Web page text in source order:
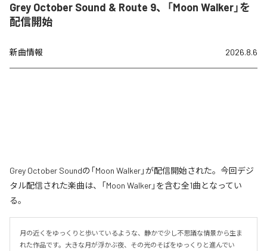
Grey October Sound & Route 9、「Moon Walker」を
配信開始
新曲情報 2026.8.6
Grey October Soundの「Moon Walker」が配信開始された。今回デジ
タル配信された楽曲は、「Moon Walker」を含む全1曲となってい
る。
月の近くをゆっくりと歩いているような、静かで少し不思議な情景から生ま
れた作品です。大きな月が浮かぶ夜、その光のそばをゆっくりと進んでい